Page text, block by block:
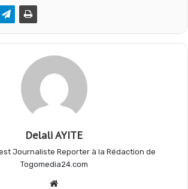
s
a
m
Delali AYITE
est Journaliste Reporter à la Rédaction de
Togomedia24.com
Website